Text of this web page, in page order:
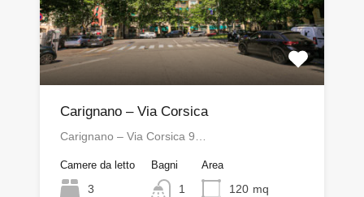
Carignano – Via Corsica
Carignano – Via Corsica 9…
Camere da letto
3
Bagni
1
Area
120 mq